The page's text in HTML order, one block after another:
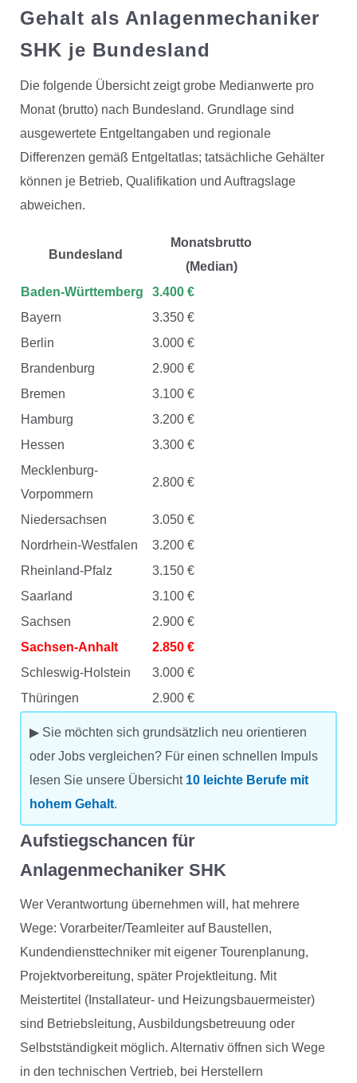
Gehalt als Anlagenmechaniker
SHK je Bundesland
Die folgende Übersicht zeigt grobe Medianwerte pro
Monat (brutto) nach Bundesland. Grundlage sind
ausgewertete Entgeltangaben und regionale
Differenzen gemäß Entgeltatlas; tatsächliche Gehälter
können je Betrieb, Qualifikation und Auftragslage
abweichen.
Bundesland
Monatsbrutto
(Median)
Baden-Württemberg
3.400 €
Bayern
3.350 €
Berlin
3.000 €
Brandenburg
2.900 €
Bremen
3.100 €
Hamburg
3.200 €
Hessen
3.300 €
Mecklenburg-
Vorpommern
2.800 €
Niedersachsen
3.050 €
Nordrhein-Westfalen
3.200 €
Rheinland-Pfalz
3.150 €
Saarland
3.100 €
Sachsen
2.900 €
Sachsen-Anhalt
2.850 €
Schleswig-Holstein
3.000 €
Thüringen
2.900 €
▶ Sie möchten sich grundsätzlich neu orientieren
oder Jobs vergleichen? Für einen schnellen Impuls
lesen Sie unsere Übersicht 10 leichte Berufe mit
hohem Gehalt.
Aufstiegschancen für
Anlagenmechaniker SHK
Wer Verantwortung übernehmen will, hat mehrere
Wege: Vorarbeiter/Teamleiter auf Baustellen,
Kundendiensttechniker mit eigener Tourenplanung,
Projektvorbereitung, später Projektleitung. Mit
Meistertitel (Installateur- und Heizungsbauermeister)
sind Betriebsleitung, Ausbildungsbetreuung oder
Selbstständigkeit möglich. Alternativ öffnen sich Wege
in den technischen Vertrieb, bei Herstellern